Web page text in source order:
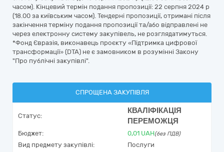
часом). Кінцевий термін подання пропозиції: 22 серпня 2024 р
(18.00 за київським часом). Тендерні пропозиції, отримані після
закінчення терміну подання пропозиції та/або відправлені не
через електронну систему закупівель, не розглядатимуться.
*Фонд Євразія, виконавець проєкту «Підтримка цифрової
трансформації» (DTA) не є замовником в розумінні Закону
"Про публічні закупівлі".
СПРОЩЕНА ЗАКУПІВЛЯ
Статус:
КВАЛІФІКАЦІЯ
ПЕРЕМОЖЦЯ
Бюджет: 0,01 UAH(без ПДВ)
Вид предмету закупівлі:
Послуги